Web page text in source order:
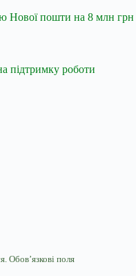
Нової пошти на 8 млн грн
підтримку роботи
Обов’язкові поля